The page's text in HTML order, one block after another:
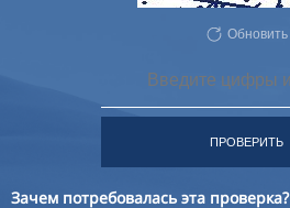
Обновить
ПРОВЕРИТЬ
Зачем потребовалась эта проверка?